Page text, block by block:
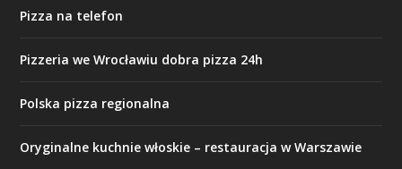
Pizza na telefon
Pizzeria we Wrocławiu dobra pizza 24h
Polska pizza regionalna
Oryginalne kuchnie włoskie – restauracja w Warszawie